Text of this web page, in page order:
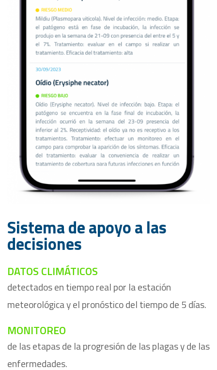
Sistema de apoyo a las
decisiones
DATOS CLIMÁTICOS
detectados en tiempo real por la estación
meteorológica y el pronóstico del tiempo de 5 días.
MONITOREO
de las etapas de la progresión de las plagas y de las
enfermedades.